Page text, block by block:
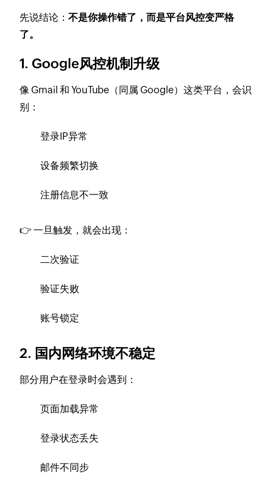
先说结论：不是你操作错了，而是平台风控变严格
了。
1. Google风控机制升级
像 Gmail 和 YouTube（同属 Google）这类平台，会识
别：
登录IP异常
设备频繁切换
注册信息不一致
👉 一旦触发，就会出现：
二次验证
验证失败
账号锁定
2. 国内网络环境不稳定
部分用户在登录时会遇到：
页面加载异常
登录状态丢失
邮件不同步